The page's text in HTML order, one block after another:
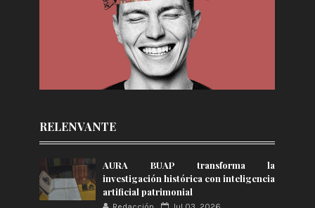
RELENVANTE
AURA BUAP transforma la
investigación histórica con inteligencia
artificial patrimonial